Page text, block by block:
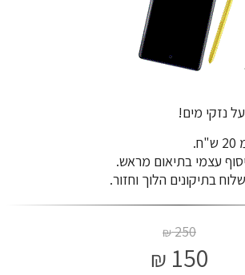
נזקי מים!
עצמי בתיאום מראש.
בתיקונים הלוך וחזור.
250
₪
150
₪